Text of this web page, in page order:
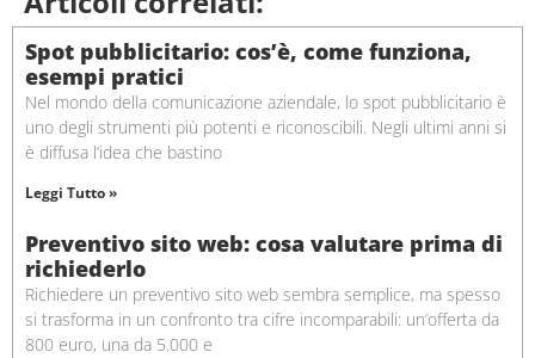
Spot pubblicitario: cos’è, come funziona,
esempi pratici
Nel mondo della comunicazione aziendale, lo spot pubblicitario è
uno degli strumenti più potenti e riconoscibili. Negli ultimi anni si
è diffusa l’idea che bastino
Leggi Tutto »
Preventivo sito web: cosa valutare prima di
richiederlo
Richiedere un preventivo sito web sembra semplice, ma spesso
si trasforma in un confronto tra cifre incomparabili: un’offerta da
800 euro, una da 5.000 e